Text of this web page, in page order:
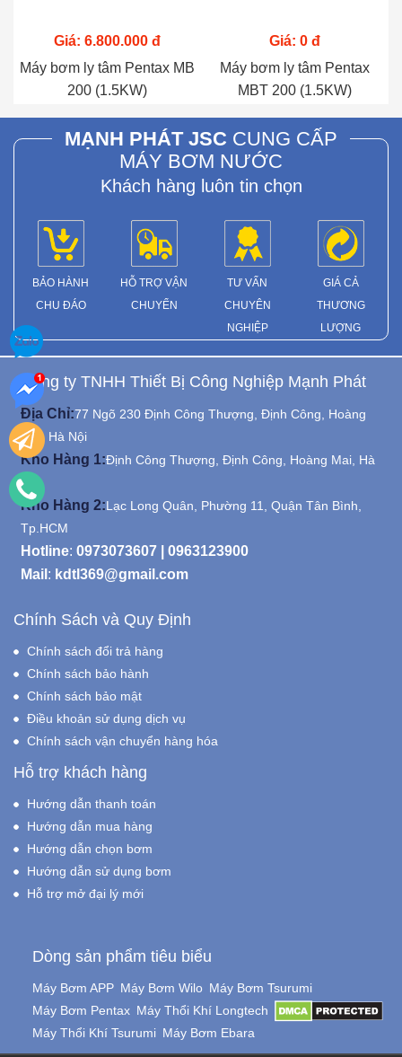
Giá: 6.800.000 đ
Máy bơm ly tâm Pentax MB
200 (1.5KW)
Giá: 0 đ
Máy bơm ly tâm Pentax
MBT 200 (1.5KW)
MẠNH PHÁT JSC CUNG CẤP
MÁY BƠM NƯỚC
Khách hàng luôn tin chọn
BẢO HÀNH
CHU ĐÁO
HỖ TRỢ VẬN
CHUYỂN
TƯ VẤN
CHUYÊN
NGHIỆP
GIÁ CẢ
THƯƠNG
LƯỢNG
Công ty TNHH Thiết Bị Công Nghiệp Mạnh Phát
Địa Chỉ:77 Ngõ 230 Định Công Thượng, Định Công, Hoàng
Mai, Hà Nội
Kho Hàng 1:Định Công Thượng, Định Công, Hoàng Mai, Hà
Nội
Kho Hàng 2:Lạc Long Quân, Phường 11, Quận Tân Bình,
Tp.HCM
Hotline: 0973073607
0963123900
Mail : kdtl369@gmail.com
Chính Sách và Quy Định
Chính sách đổi trả hàng
Chính sách bảo hành
Chính sách bảo mật
Điều khoản sử dụng dịch vụ
Chính sách vận chuyển hàng hóa
Hỗ trợ khách hàng
Hướng dẫn thanh toán
Hướng dẫn mua hàng
Hướng dẫn chọn bơm
Hướng dẫn sử dụng bơm
Hỗ trợ mở đại lý mới
Dòng sản phẩm tiêu biểu
Máy Bơm APP Máy Bơm Wilo Máy Bơm Tsurumi
Máy Bơm Pentax Máy Thổi Khí Longtech
Máy Thổi Khí Tsurumi Máy Bơm Ebara